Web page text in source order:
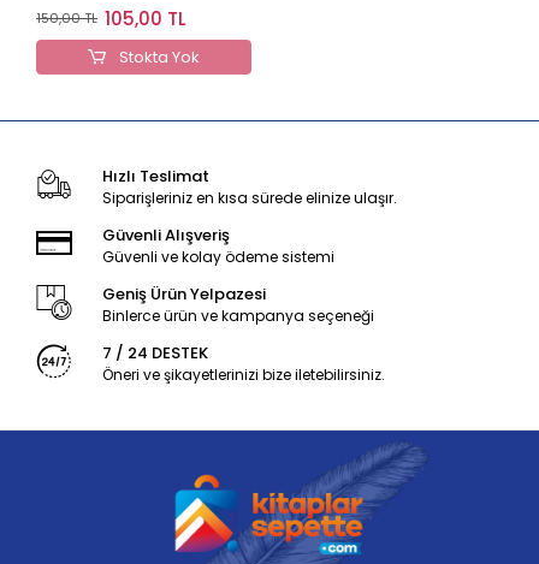
150,00 TL 105,00 TL
Stokta Yok
Hızlı Teslimat
Siparişleriniz en kısa sürede elinize ulaşır.
Güvenli Alışveriş
Güvenli ve kolay ödeme sistemi
Geniş Ürün Yelpazesi
Binlerce ürün ve kampanya seçeneği
7 / 24 DESTEK
Öneri ve şikayetlerinizi bize iletebilirsiniz.